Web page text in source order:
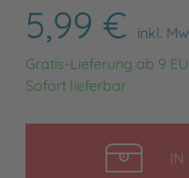
5,99 €
inkl.
Gratis-Lieferung ab 9
Sofort lieferbar
IN